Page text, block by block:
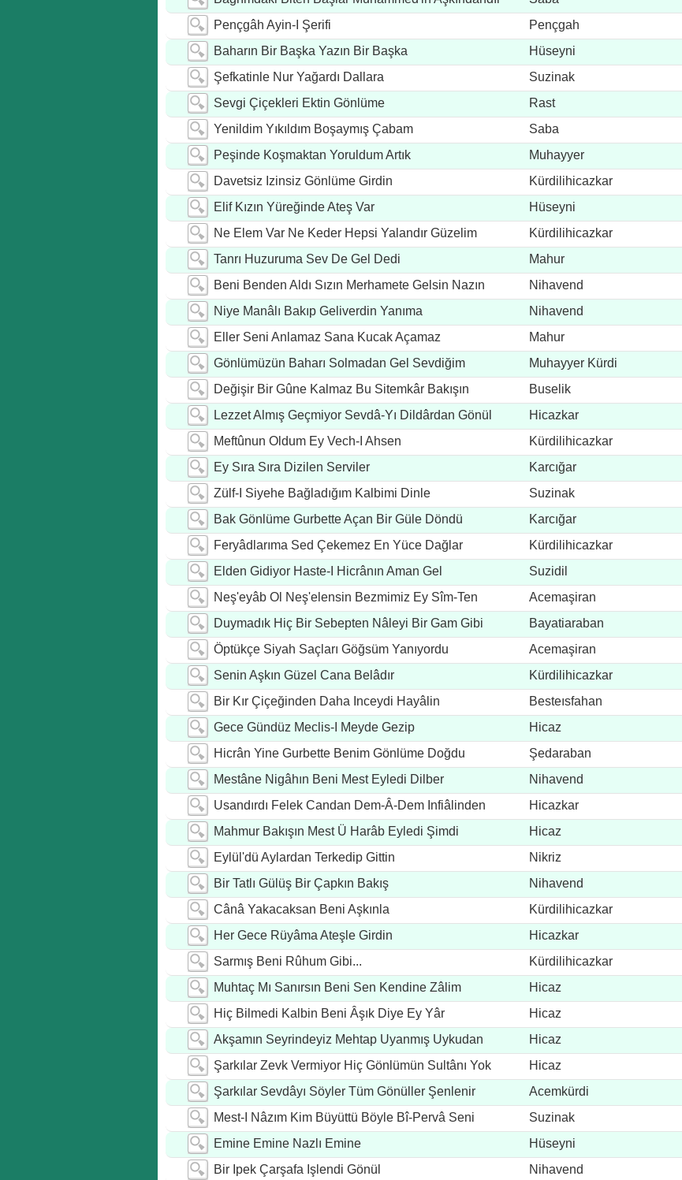
Pençgâh Ayin-I Şerifi
Pençgah
Baharın Bir Başka Yazın Bir Başka
Hüseyni
Şefkatinle Nur Yağardı Dallara
Suzinak
Sevgi Çiçekleri Ektin Gönlüme
Rast
Yenildim Yıkıldım Boşaymış Çabam
Saba
Peşinde Koşmaktan Yoruldum Artık
Muhayyer
Davetsiz Izinsiz Gönlüme Girdin
Kürdilihicazkar
Elif Kızın Yüreğinde Ateş Var
Hüseyni
Ne Elem Var Ne Keder Hepsi Yalandır Güzelim
Kürdilihicazkar
Tanrı Huzuruma Sev De Gel Dedi
Mahur
Beni Benden Aldı Sızın Merhamete Gelsin Nazın
Nihavend
Niye Manâlı Bakıp Geliverdin Yanıma
Nihavend
Eller Seni Anlamaz Sana Kucak Açamaz
Mahur
Gönlümüzün Baharı Solmadan Gel Sevdiğim
Muhayyer Kürdi
Değişir Bir Gûne Kalmaz Bu Sitemkâr Bakışın
Buselik
Lezzet Almış Geçmiyor Sevdâ-Yı Dildârdan Gönül
Hicazkar
Meftûnun Oldum Ey Vech-I Ahsen
Kürdilihicazkar
Ey Sıra Sıra Dizilen Serviler
Karcığar
Zülf-I Siyehe Bağladığım Kalbimi Dinle
Suzinak
Bak Gönlüme Gurbette Açan Bir Güle Döndü
Karcığar
Feryâdlarıma Sed Çekemez En Yüce Dağlar
Kürdilihicazkar
Elden Gidiyor Haste-I Hicrânın Aman Gel
Suzidil
Neş'eyâb Ol Neş'elensin Bezmimiz Ey Sîm-Ten
Acemaşiran
Duymadık Hiç Bir Sebepten Nâleyi Bir Gam Gibi
Bayatiaraban
Öptükçe Siyah Saçları Göğsüm Yanıyordu
Acemaşiran
Senin Aşkın Güzel Cana Belâdır
Kürdilihicazkar
Bir Kır Çiçeğinden Daha Inceydi Hayâlin
Besteısfahan
Gece Gündüz Meclis-I Meyde Gezip
Hicaz
Hicrân Yine Gurbette Benim Gönlüme Doğdu
Şedaraban
Mestâne Nigâhın Beni Mest Eyledi Dilber
Nihavend
Usandırdı Felek Candan Dem-Â-Dem Infiâlinden
Hicazkar
Mahmur Bakışın Mest Ü Harâb Eyledi Şimdi
Hicaz
Eylül'dü Aylardan Terkedip Gittin
Nikriz
Bir Tatlı Gülüş Bir Çapkın Bakış
Nihavend
Cânâ Yakacaksan Beni Aşkınla
Kürdilihicazkar
Her Gece Rüyâma Ateşle Girdin
Hicazkar
Sarmış Beni Rûhum Gibi...
Kürdilihicazkar
Muhtaç Mı Sanırsın Beni Sen Kendine Zâlim
Hicaz
Hiç Bilmedi Kalbin Beni Âşık Diye Ey Yâr
Hicaz
Akşamın Seyrindeyiz Mehtap Uyanmış Uykudan
Hicaz
Şarkılar Zevk Vermiyor Hiç Gönlümün Sultânı Yok
Hicaz
Şarkılar Sevdâyı Söyler Tüm Gönüller Şenlenir
Acemkürdi
Mest-I Nâzım Kim Büyüttü Böyle Bî-Pervâ Seni
Suzinak
Emine Emine Nazlı Emine
Hüseyni
Bir Ipek Çarşafa Işlendi Gönül
Nihavend